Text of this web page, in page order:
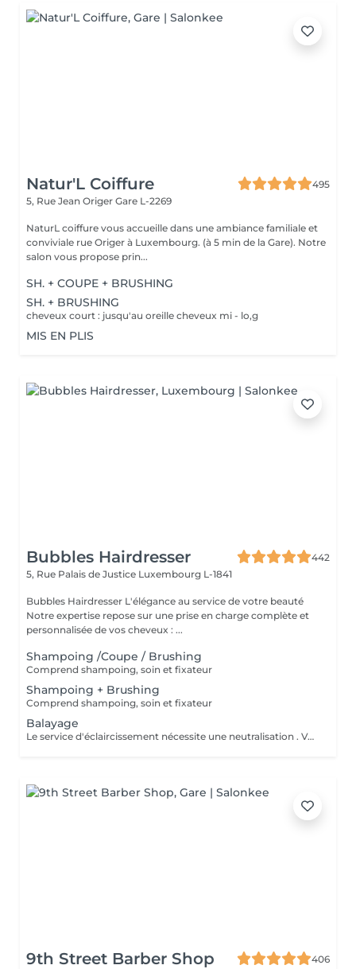
Natur'L Coiffure
495
5, Rue Jean Origer Gare L-2269
NaturL coiffure vous accueille dans une ambiance familiale et
conviviale rue Origer à Luxembourg. (à 5 min de la Gare). Notre
salon vous propose prin...
SH. + COUPE + BRUSHING
SH. + BRUSHING
cheveux court : jusqu'au oreille cheveux mi - lo,g
MIS EN PLIS
Bubbles Hairdresser
442
5, Rue Palais de Justice Luxembourg L-1841
Bubbles Hairdresser L'élégance au service de votre beauté
Notre expertise repose sur une prise en charge complète et
personnalisée de vos cheveux : ...
Shampoing /Coupe / Brushing
Comprend shampoing, soin et fixateur
Shampoing + Brushing
Comprend shampoing, soin et fixateur
Balayage
Le service d'éclaircissement nécessite une neutralisation . Veuillez cliquer sur le service Patine/Gloss
9th Street Barber Shop
406